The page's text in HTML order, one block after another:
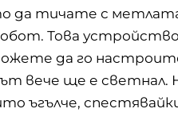
да тичате с
. Това
да го
вече ще е
ъгълче,